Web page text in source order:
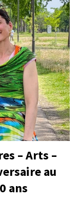
– Arts –
au
ans